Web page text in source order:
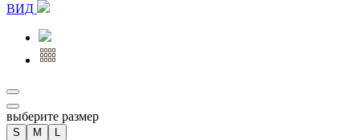
ВИД
выберите размер
S M L